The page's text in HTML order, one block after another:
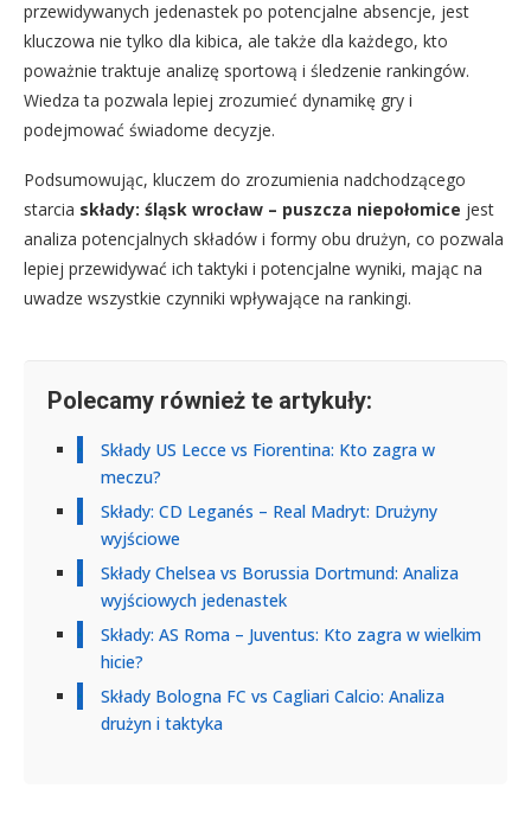
przewidywanych jedenastek po potencjalne absencje, jest
kluczowa nie tylko dla kibica, ale także dla każdego, kto
poważnie traktuje analizę sportową i śledzenie rankingów.
Wiedza ta pozwala lepiej zrozumieć dynamikę gry i
podejmować świadome decyzje.
Podsumowując, kluczem do zrozumienia nadchodzącego
starcia składy: śląsk wrocław – puszcza niepołomice jest
analiza potencjalnych składów i formy obu drużyn, co pozwala
lepiej przewidywać ich taktyki i potencjalne wyniki, mając na
uwadze wszystkie czynniki wpływające na rankingi.
Polecamy również te artykuły:
Składy US Lecce vs Fiorentina: Kto zagra w
meczu?
Składy: CD Leganés – Real Madryt: Drużyny
wyjściowe
Składy Chelsea vs Borussia Dortmund: Analiza
wyjściowych jedenastek
Składy: AS Roma – Juventus: Kto zagra w wielkim
hicie?
Składy Bologna FC vs Cagliari Calcio: Analiza
drużyn i taktyka